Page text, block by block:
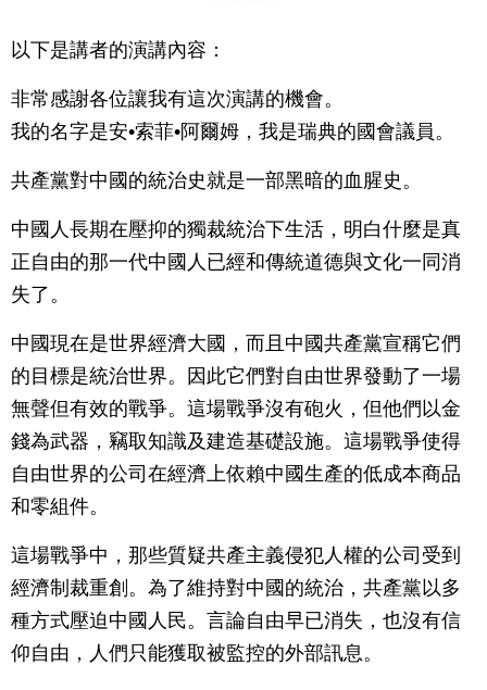
以下是講者的演講內容：
非常感謝各位讓我有這次演講的機會。
我的名字是安•索菲•阿爾姆，我是瑞典的國會議員。
共產黨對中國的統治史就是一部黑暗的血腥史。
中國人長期在壓抑的獨裁統治下生活，明白什麼是真
正自由的那一代中國人已經和傳統道德與文化一同消
失了。
中國現在是世界經濟大國，而且中國共產黨宣稱它們
的目標是統治世界。因此它們對自由世界發動了一場
無聲但有效的戰爭。這場戰爭沒有砲火，但他們以金
錢為武器，竊取知識及建造基礎設施。這場戰爭使得
自由世界的公司在經濟上依賴中國生產的低成本商品
和零組件。
這場戰爭中，那些質疑共產主義侵犯人權的公司受到
經濟制裁重創。為了維持對中國的統治，共產黨以多
種方式壓迫中國人民。言論自由早已消失，也沒有信
仰自由，人們只能獲取被監控的外部訊息。